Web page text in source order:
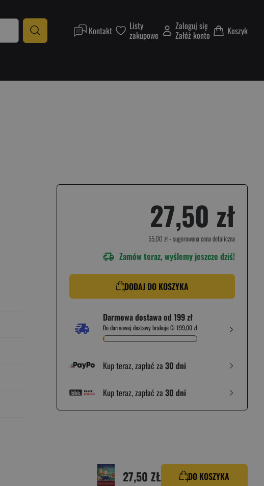
Kontakt Listy
zakupowe
Zaloguj się
Załóż konto Koszyk
27,50 zł
55,00 zł- sugerowana cena detaliczna
Zamów teraz, wyślemy jeszcze dziś!
DODAJ DO KOSZYKA
Darmowa dostawa od 199 zł
Do darmowej dostawy brakuje Ci 199,00 zł
Kup teraz, zapłać za 30 dni
Kup teraz, zapłać za 30 dni
27,50 ZŁ DO KOSZYKA